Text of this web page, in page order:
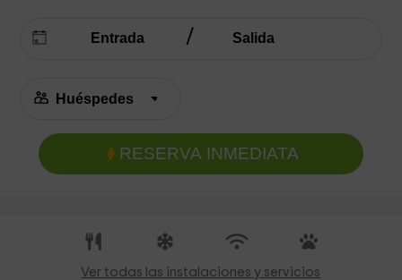
RESERVA INMEDIATA
Ver todas las instalaciones y servicios